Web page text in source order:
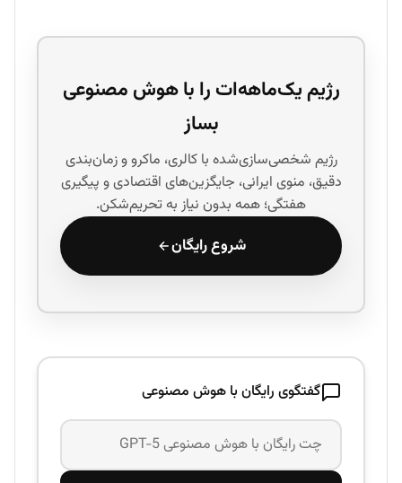
رژیم یک‌ماهه‌ات را با هوش مصنوعی
بساز
رژیم شخصی‌سازی‌شده با کالری، ماکرو و زمان‌بندی
دقیق، منوی ایرانی، جایگزین‌های اقتصادی و پیگیری
هفتگی؛ همه بدون نیاز به تحریم‌شکن.
شروع رایگان
گفتگوی رایگان با هوش مصنوعی